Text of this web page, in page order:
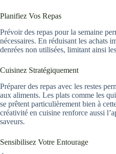
Planifiez Vos Repas
Prévoir des repas pour la semaine
nécessaires. En réduisant les achats
denrées non utilisées, limitant ainsi
Cuisinez Stratégiquement
Préparer des repas avec les restes
aux aliments. Les plats comme les
se prêtent particulièrement bien à
créativité en cuisine renforce aussi
saveurs.
Sensibilisez Votre Entourage